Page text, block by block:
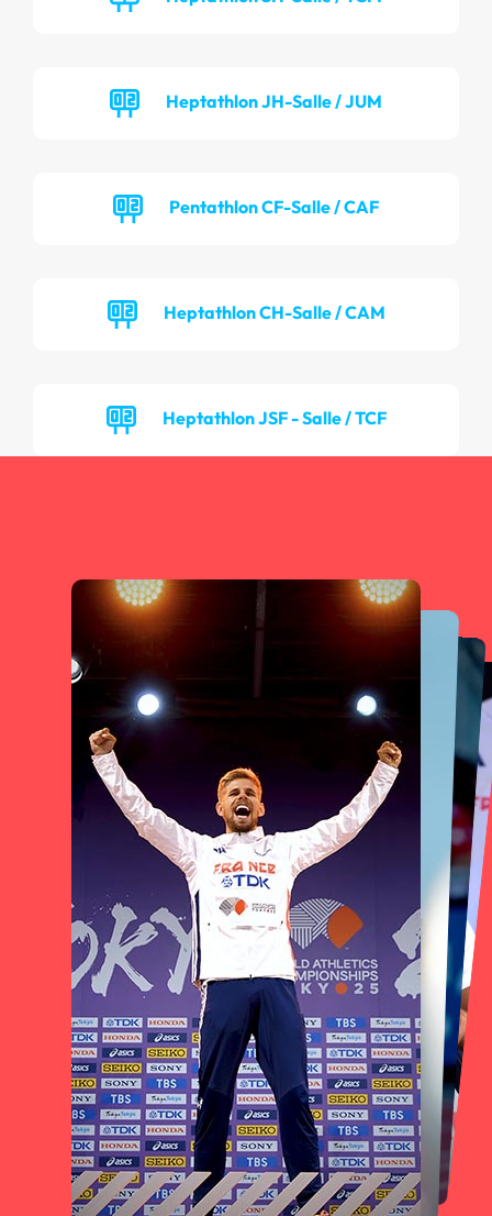
Heptathlon JH-Salle / JUM
Pentathlon CF-Salle / CAF
Heptathlon CH-Salle / CAM
Heptathlon JSF - Salle / TCF